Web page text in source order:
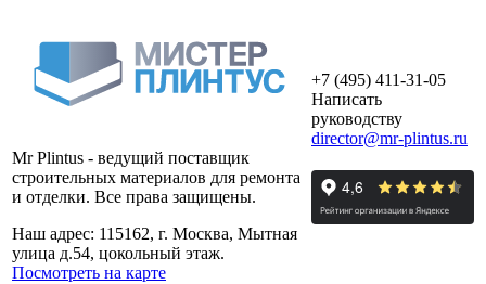
Mr Plintus - ведущий поставщик
строительных материалов для ремонта
и отделки. Все права защищены.
Наш адрес: 115162, г. Москва, Мытная
улица д.54, цокольный этаж.
Посмотреть на карте
+7 (495) 411-31-05
Написать
руководству
director@mr-plintus.ru